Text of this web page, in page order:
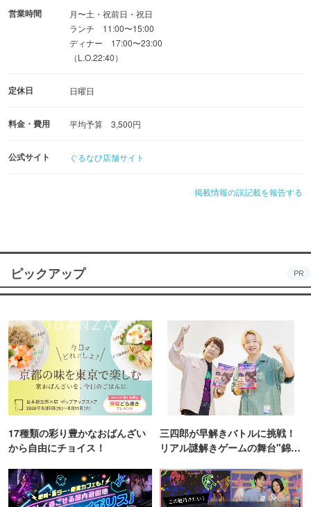
大人数で気兼ねなくお使いいただける完全個室のお席やテ
ーブル席などがございます。
毎日の会社帰りやご友人との乾杯など、色々なシーンで気
軽にご利用ください。
営業時間
月〜土・祝前日・祝日
ランチ 11:00〜15:00
ディナー 17:00〜23:00
（L.O.22:40）
定休日 日曜日
料金・費用 平均予算 3,500円
公式サイト ぐるなび店舗サイト
掲載情報の誤記載を報告する
ピックアップ PR
17種類の彩り豊かなおばんざい
から自由にチョイス！
三四郎が早解きバトルに挑戦！
リアル謎解きゲームの舞台"錦糸